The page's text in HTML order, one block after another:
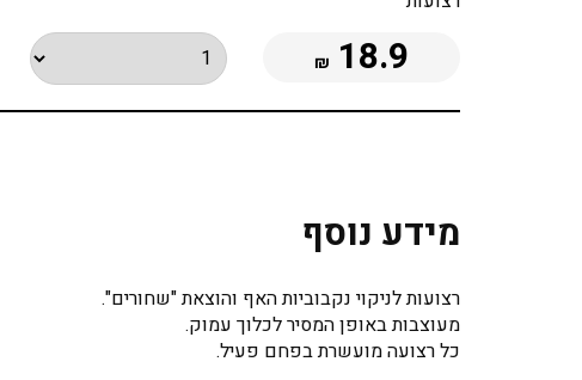
18.9
₪
מידע נוסף
רצועות לניקוי נקבוביות האף והוצאת "שחורים".
מעוצבות באופן המסיר לכלוך עמוק.
כל רצועה מועשרת בפחם פעיל.